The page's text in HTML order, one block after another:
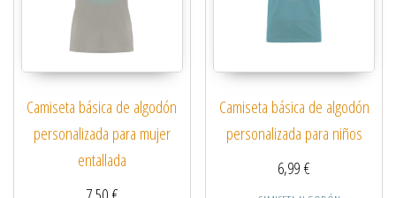
Camiseta básica de algodón
personalizada para mujer
entallada
Camiseta básica de algodón
personalizada para niños
6,99€